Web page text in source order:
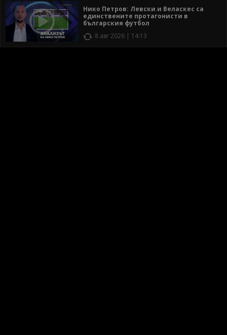
Нико Петров: Левски и Веласкес са
единствените протагонисти в
българския футбол
8 авг 2026 | 14:13